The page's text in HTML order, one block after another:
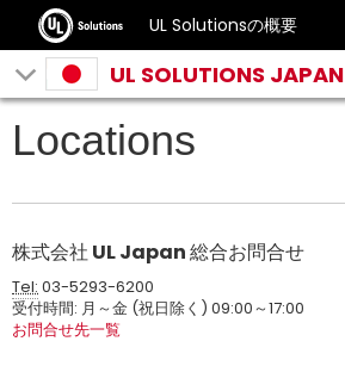
UL Solutionsの概要
UL SOLUTIONS JAPAN
Locations
株式会社 UL Japan 総合お問合せ
Tel:03-5293-6200
受付時間: 月～金 (祝日除く) 09:00～17:00
お問合せ先一覧